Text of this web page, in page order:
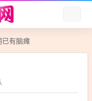
有脑瘫